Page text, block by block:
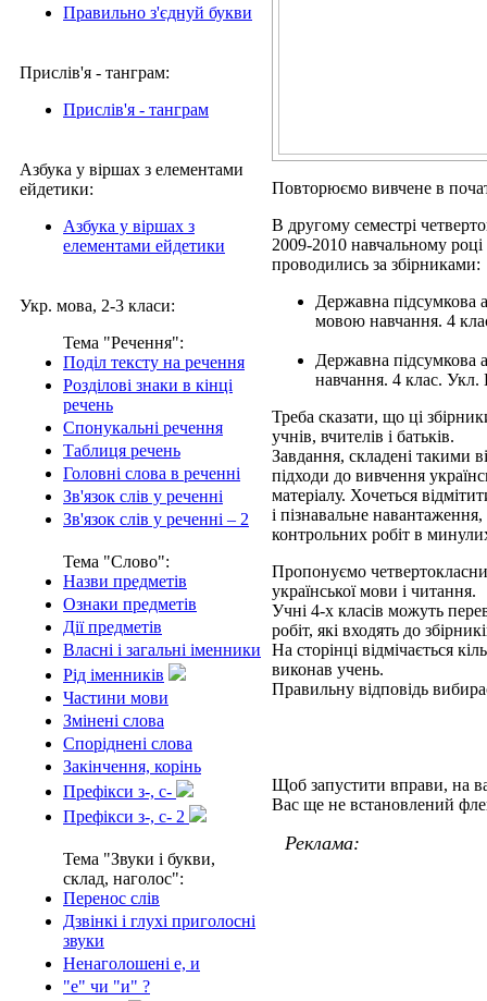
Правильно з'єднуй букви
Прислів'я - танграм:
Прислів'я - танграм
Азбука у віршах з елементами
ейдетики:
Азбука у віршах з
елементами ейдетики
Укр. мова, 2-3 класи:
Тема "Речення":
Поділ тексту на речення
Розділові знаки в кінці
речень
Спонукальні речення
Таблиця речень
Головні слова в реченні
Зв'язок слів у реченні
Зв'язок слів у реченні – 2
Тема "Слово":
Назви предметів
Ознаки предметів
Дії предметів
Власні і загальні іменники
Рід іменників
Частини мови
Змінені слова
Споріднені слова
Закінчення, корінь
Префікси з-, с-
Префікси з-, с- 2
Тема "Звуки і букви,
склад, наголос":
Перенос слів
Дзвінкі і глухі приголосні
звуки
Ненаголошені е, и
"е" чи "и" ?
Повторюємо вивчене в
В другому семестрі
2009-2010 навчальному році
проводились за збірниками:
Державна підсумкова
мовою навчання. 4
Державна підсумкова
навчання. 4 клас.
Треба сказати, що ці
учнів, вчителів і батьків.
Завдання, складені такими
підходи до вивчення
матеріалу. Хочеться
і пізнавальне
контрольних робіт в
Пропонуємо
української мови і читання.
Учні 4-х класів можуть
робіт, які входять до
На сторінці відмічається
виконав учень.
Правильну відповідь
Щоб запустити вправи, на
Вас ще не встановлений
Реклама: